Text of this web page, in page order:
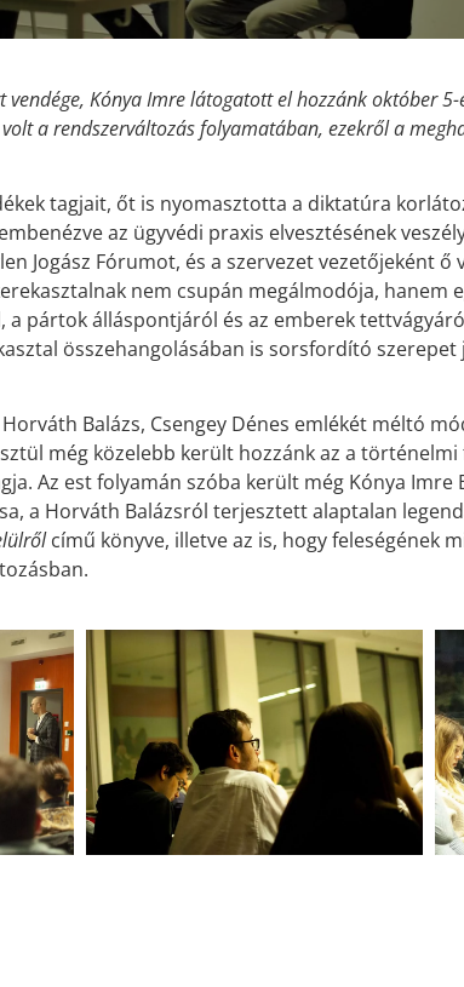
Kónya Imre látogatott el hozzánk október 5-
a rendszerváltozás folyamatában, ezekről a
tagjait, őt is nyomasztotta a diktatúra
az ügyvédi praxis elvesztésének
Jogász Fórumot, és a szervezet vezetőjeként ő
nem csupán megálmodója, hanem
pártok álláspontjáról és az emberek
összehangolásában is sorsfordító
Horváth Balázs, Csengey Dénes emlékét méltó
még közelebb került hozzánk az a
Az est folyamán szóba került még Kónya Imre
a Horváth Balázsról terjesztett alaptalan
című könyve, illetve az is, hogy feleségének